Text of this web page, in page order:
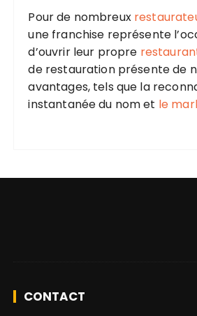
Pour de nombreux
une franchise représente
d’ouvrir leur propre
de restauration présente de
avantages, tels que la
instantanée du nom et le
CONTACT